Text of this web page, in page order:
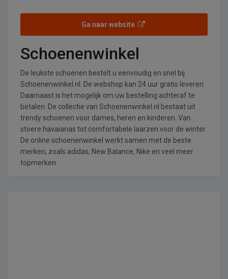
Ga naar website
Schoenenwinkel
De leukste schoenen bestelt u eenvoudig en snel bij
Schoenenwinkel.nl. De webshop kan 24 uur gratis leveren.
Daarnaast is het mogelijk om uw bestelling achteraf te
betalen. De collectie van Schoenenwinkel.nl bestaat uit
trendy schoenen voor dames, heren en kinderen. Van
stoere havaianas tot comfortabele laarzen voor de winter.
De online schoenenwinkel werkt samen met de beste
merken, zoals adidas, New Balance, Nike en veel meer
topmerken.